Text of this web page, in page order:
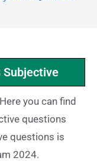
Subjective
Here you can find
questions
questions is
2024.